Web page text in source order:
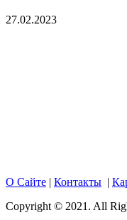
27.02.2023
О Сайте | Контакты |
Copyright © 2021. All